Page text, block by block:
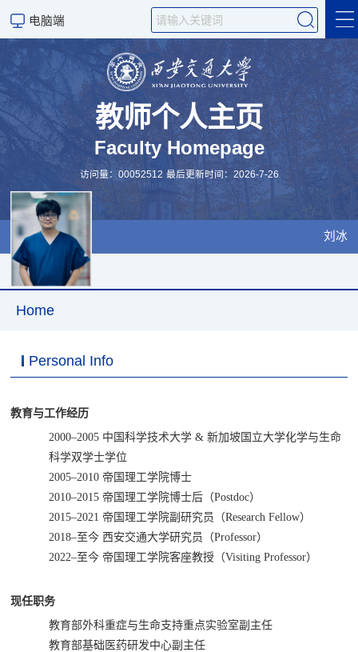
电脑端
Home
Publication
科学研究
教师个人主页
Faculty Homepage
访问量：00052512 最后更新时间：2026-7-26
刘冰
Home
Personal Info
教育与工作经历
2000–2005 中国科学技术大学 &新加坡国立大学化学与生命
科学双学士学位
2005–2010 帝国理工学院博士
2010–2015 帝国理工学院博士后（Postdoc）
2015–2021 帝国理工学院副研究员（Research Fellow）
2018–至今 西安交通大学研究员（Professor）
2022–至今 帝国理工学院客座教授（Visiting Professor）
现任职务
教育部外科重症与生命支持重点实验室副主任
教育部基础医药研发中心副主任